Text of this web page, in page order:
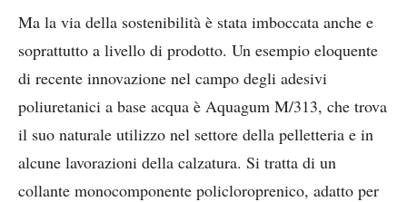
Ma la via della sostenibilità è stata imboccata anche e
soprattutto a livello di prodotto. Un esempio eloquente
di recente innovazione nel campo degli adesivi
poliuretanici a base acqua è Aquagum M/313, che trova
il suo naturale utilizzo nel settore della pelletteria e in
alcune lavorazioni della calzatura. Si tratta di un
collante monocomponente policloroprenico, adatto per